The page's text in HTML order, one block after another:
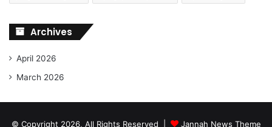
Archives
April 2026
March 2026
© Copyright 2026, All Rights Reserved | Jannah News Theme